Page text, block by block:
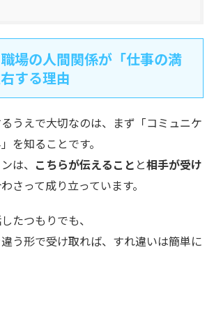
場の人間関係が「仕事の満
する理由
うえで大切なのは、まず「コミュニケ
を知ることです。
は、 こちらが伝えること と相手が受け
さって成り立っています。
たつもりでも、
う形で受け取れば、すれ違いは簡単に